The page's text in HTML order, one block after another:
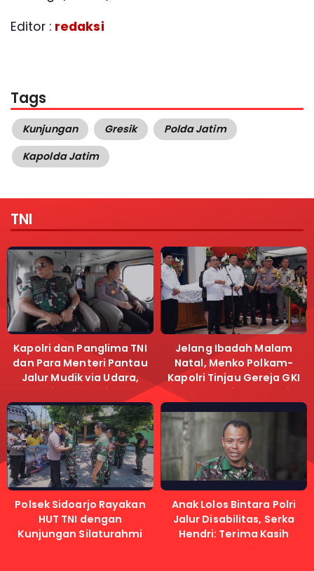
Editor : redaksi
Tags
Kunjungan Gresik
Polda Jatim
Kapolda Jatim
TNI
Kapolri dan Panglima TNI
dan Para Menteri Pantau
Jalur Mudik via Udara,
Pastikan Lalu Lintas
Lancar
Jelang Ibadah Malam
Natal, Menko Polkam-
Kapolri Tinjau Gereja GKI
Samanhudi dan Gereja
Polsek Sidoarjo Rayakan
HUT TNI dengan
Kunjungan Silaturahmi
Anak Lolos Bintara Polri
Jalur Disabilitas, Serka
Hendri: Terima Kasih
Kapolri